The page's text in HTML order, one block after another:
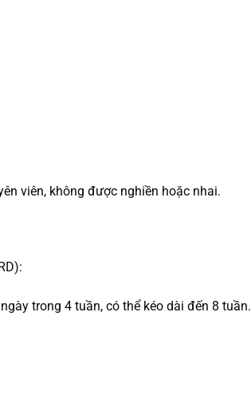
viên, không được nghiền hoặc nhai.
trong 4 tuần, có thể kéo dài đến 8 tuần.